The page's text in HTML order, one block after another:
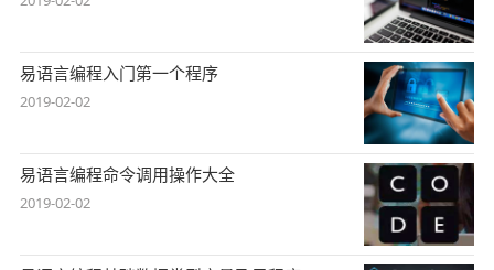
易语言编程入门第一个程序
2019-02-02
易语言编程命令调用操作大全
2019-02-02